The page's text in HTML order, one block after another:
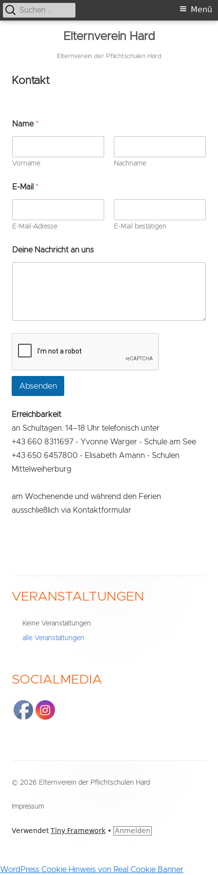
Elternverein Hard
Elternverein der Pflichtschulen Hard
Primäres
Menü
Suche
nach:
Kontakt
Name *
Vorname Nachname
E-Mail *
E-Mail-Adresse E-Mail bestätigen
Deine Nachricht an uns
Absenden
Erreichbarkeit
an Schultagen: 14–18 Uhr telefonisch unter
+43 660 8311697 - Yvonne Warger - Schule am See
+43 650 6457800 - Elisabeth Amann - Schulen
Mittelweiherburg
am Wochenende und während den Ferien
ausschließlich via Kontaktformular
Haupt-
Seitenleiste
VERANSTALTUNGEN
Keine Veranstaltungen
alle Veranstaltungen
SOCIALMEDIA
Inhalt
© 2026 Elternverein der Pflichtschulen Hard
Impressum
VerwendetTiny Framework • Anmelden
WordPress Cookie Hinweis von Real Cookie Banner